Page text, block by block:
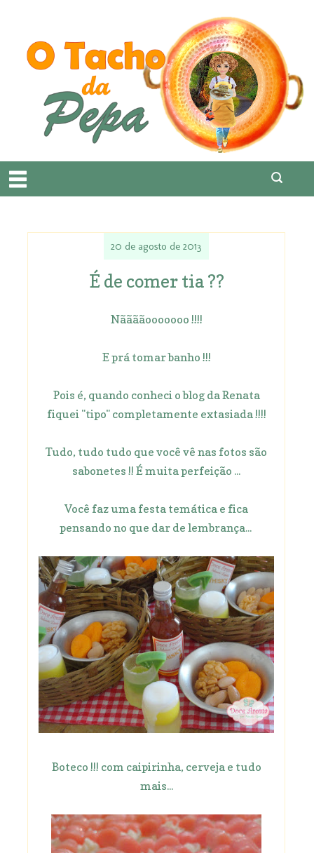
20 de agosto de 2013
É de comer tia ??
Nããããooooooo !!!!
E prá tomar banho !!!
Pois é, quando conheci o blog da Renata
fiquei "tipo" completamente extasiada !!!!
Tudo, tudo tudo que você vê nas fotos são
sabonetes !! É muita perfeição ...
Você faz uma festa temática e fica
pensando no que dar de lembrança...
Boteco !!! com caipirinha, cerveja e tudo
mais...